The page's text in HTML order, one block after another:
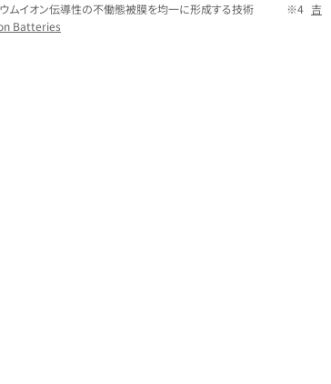
ムイオン伝導性の不働態被膜を均一に形成する技術
吉
Batteries